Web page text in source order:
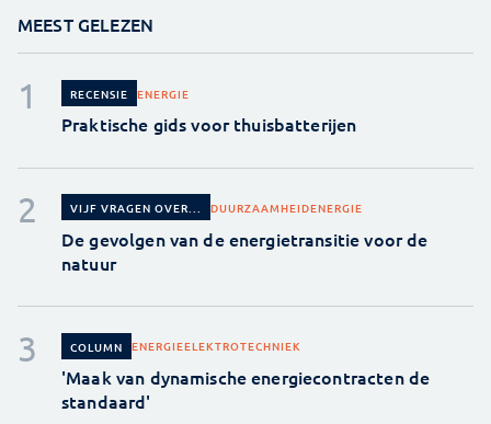
MEEST GELEZEN
RECENSIE ENERGIE
Praktische gids voor thuisbatterijen
VIJF VRAGEN OVER... DUURZAAMHEIDENERGIE
De gevolgen van de energietransitie voor de
natuur
COLUMN ENERGIEELEKTROTECHNIEK
'Maak van dynamische energiecontracten de
standaard'